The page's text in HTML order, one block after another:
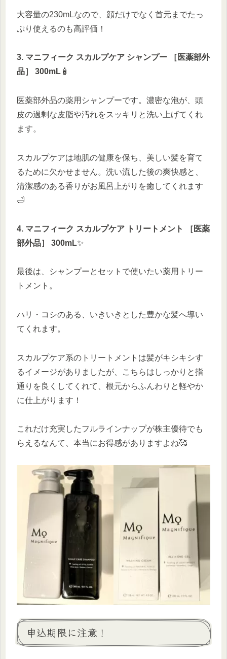
大容量の230mLなので、顔だけでなく首元までたっ
ぷり使えるのも高評価！
3. マニフィーク スカルプケア シャンプー ［医薬部外
品］ 300mL 🧴
医薬部外品の薬用シャンプーです。濃密な泡が、頭
皮の過剰な皮脂や汚れをスッキリと洗い上げてくれ
ます。
スカルプケアは地肌の健康を保ち、美しい髪を育て
るために欠かせません。洗い流した後の爽快感と、
清潔感のある香りがお風呂上がりを癒してくれます
🛁
4. マニフィーク スカルプケア トリートメント ［医薬
部外品］ 300mL✨
最後は、シャンプーとセットで使いたい薬用トリー
トメント。
ハリ・コシのある、いきいきとした豊かな髪へ導い
てくれます。
スカルプケア系のトリートメントは髪がキシキシす
るイメージがありましたが、こちらはしっかりと指
通りを良くしてくれて、根元からふんわりと軽やか
に仕上がります！
これだけ充実したフルラインナップが株主優待でも
らえるなんて、本当にお得感がありますよね🥰
申込期限に注意！